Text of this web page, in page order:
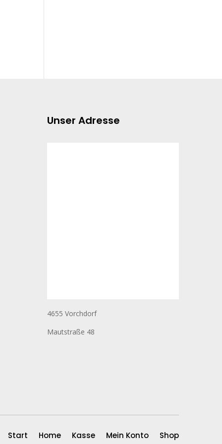
Unser Adresse
4655 Vorchdorf
Mautstraße 48
Start Home Kasse Mein Konto Shop